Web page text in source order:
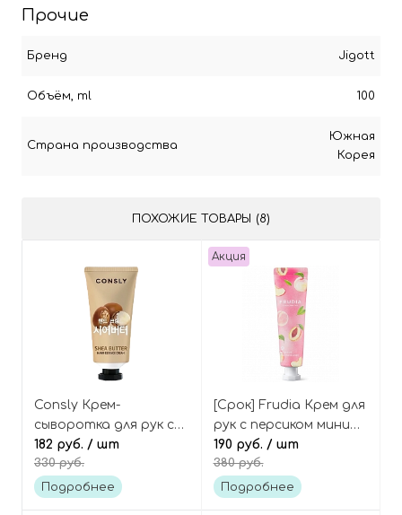
Прочие
Бренд Jigott
Объём, ml 100
Страна производства
Южная
Корея
ПОХОЖИЕ ТОВАРЫ (8)
Consly Крем-
сыворотка для рук с
маслом карите (ши)
Hand essence cream
shea butter
182 руб. / шт
330 руб.
Подробнее
Акция
[Срок] Frudia Крем для
рук с персиком мини
My orchard peach
hand cream mini
190 руб. / шт
380 руб.
Подробнее